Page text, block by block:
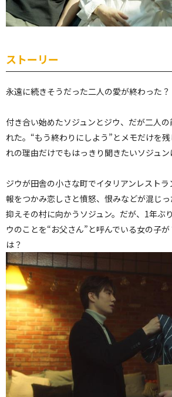
ストーリー
永遠に続きそうだった二人の愛が終わった？
付き合い始めたソジュンとジウ、だが二人
れた。“もう終わりにしよう”とメモだけを
れの理由だけでもはっきり聞きたいソジュン
ジウが田舎の小さな町でイタリアンレスト
報をつかみ恋しさと憤怒、恨みなどが混じ
抑えその村に向かうソジュン。だが、1年ぶ
ウのことを“お父さん”と呼んでいる女の子
は？